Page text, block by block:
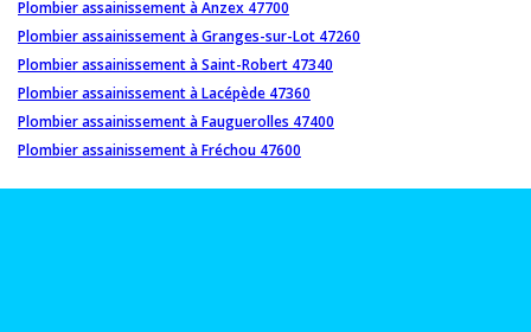
Plombier assainissement à Anzex 47700
Plombier assainissement à Granges-sur-Lot 47260
Plombier assainissement à Saint-Robert 47340
Plombier assainissement à Lacépède 47360
Plombier assainissement à Fauguerolles 47400
Plombier assainissement à Fréchou 47600